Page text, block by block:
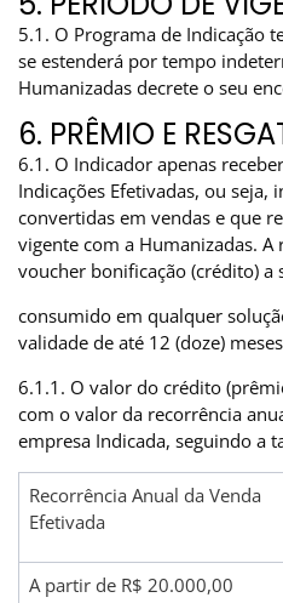
5.1. O Programa de Indicação
se estenderá por tempo
Humanizadas decrete o seu
6. PRÊMIO E
6.1. O Indicador apenas
Indicações Efetivadas, ou seja,
convertidas em vendas e que
vigente com a Humanizadas. A
voucher bonificação (crédito) a
consumido em qualquer
validade de até 12 (doze)
6.1.1. O valor do crédito
com o valor da recorrência
empresa Indicada, seguindo a
Recorrência Anual da Venda
Efetivada
A partir de R$ 20.000,00